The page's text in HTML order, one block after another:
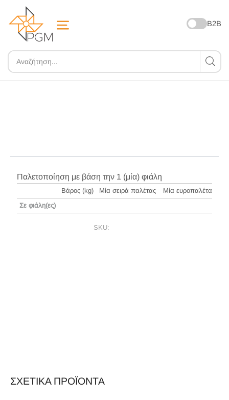
B2B
Παλετοποίηση με βάση την 1 (μία) φιάλη
Βάρος (kg) Μία σειρά παλέτας
Μία ευροπαλέτα
Σε φιάλη(ες)
SKU:
ΣΧΕΤΙΚΆ ΠΡΟΪΌΝΤΑ